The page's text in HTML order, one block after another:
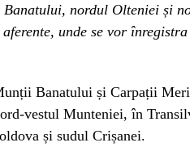
nordul Olteniei și
unde se vor
Banatului și Carpații
vestul Munteniei, în
și sudul Crișanei.